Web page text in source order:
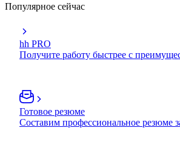
Популярное сейчас
hh PRO
Получите работу быстрее с
Готовое резюме
Составим профессиональное резюме